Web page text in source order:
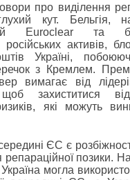
про виділення
кут. Бельгія, на
Euroclear та
активів,
Україні,
з Кремлем.
вимагає від
захиститися
які можуть
ЄС є
репараційної позики.
могла